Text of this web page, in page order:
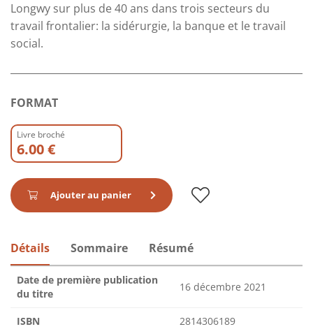
Longwy sur plus de 40 ans dans trois secteurs du
travail frontalier: la sidérurgie, la banque et le travail
social.
FORMAT
Livre broché
6.00 €
Ajouter au panier
Détails Sommaire Résumé
Date de première publication
du titre
16 décembre 2021
ISBN 2814306189